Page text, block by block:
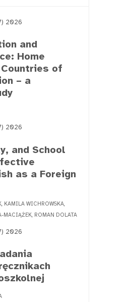
2026
and
Home
of
– a
2026
and School
as a Foreign
KAMILA WICHROWSKA,
MACIĄŻEK, ROMAN DOLATA
2026